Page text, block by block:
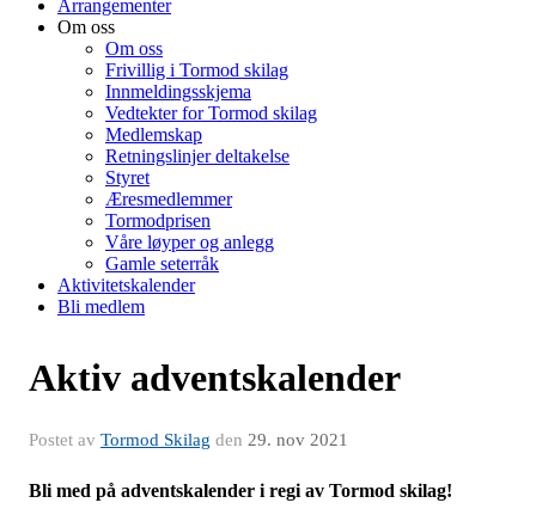
Arrangementer
Om oss
Om oss
Frivillig i Tormod skilag
Innmeldingsskjema
Vedtekter for Tormod skilag
Medlemskap
Retningslinjer deltakelse
Styret
Æresmedlemmer
Tormodprisen
Våre løyper og anlegg
Gamle seterråk
Aktivitetskalender
Bli medlem
Aktiv adventskalender
Postet av Tormod Skilag den 29. nov 2021
Bli med på adventskalender i regi av Tormod skilag!